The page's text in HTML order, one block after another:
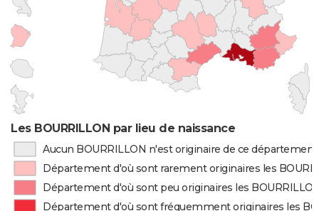
Les BOURRILLON par lieu de naissance
Aucun BOURRILLON n'est originaire de ce département
Département d'où sont rarement originaires les
Département d'où sont peu originaires les
Département d'où sont fréquemment originaires les